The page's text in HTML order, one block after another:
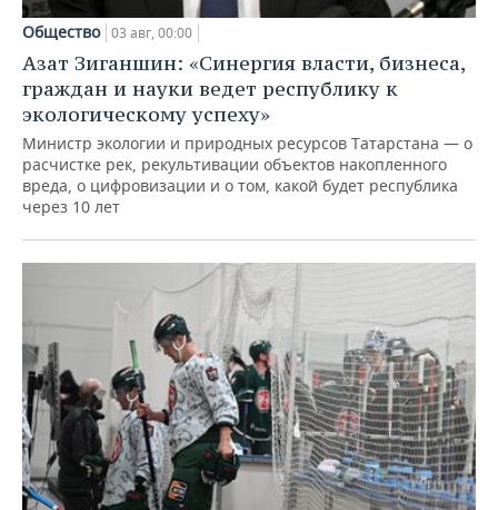
Общество 03 авг, 00:00
Азат Зиганшин: «Синергия власти, бизнеса,
граждан и науки ведет республику к
экологическому успеху»
Министр экологии и природных ресурсов Татарстана — о
расчистке рек, рекультивации объектов накопленного
вреда, о цифровизации и о том, какой будет республика
через 10 лет